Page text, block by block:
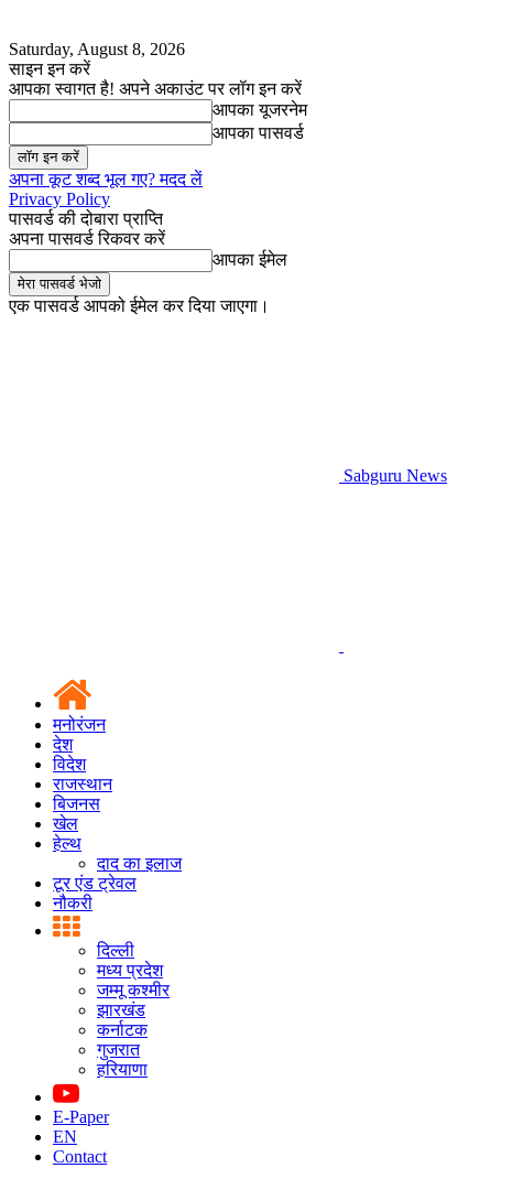
Saturday, August 8, 2026
साइन इन करें
आपका स्वागत है! अपने अकाउंट पर लॉग इन करें
आपका यूजरनेम
आपका पासवर्ड
अपना कूट शब्द भूल गए? मदद लें
Privacy Policy
पासवर्ड की दोबारा प्राप्ति
अपना पासवर्ड रिकवर करें
आपका ईमेल
एक पासवर्ड आपको ईमेल कर दिया जाएगा।
Sabguru News
मनोरंजन
देश
विदेश
राजस्थान
बिजनस
खेल
हेल्थ
दाद का इलाज
टूर एंड ट्रेवल
नौकरी
दिल्ली
मध्य प्रदेश
जम्मू कश्मीर
झारखंड
कर्नाटक
गुजरात
हरियाणा
E-Paper
EN
Contact